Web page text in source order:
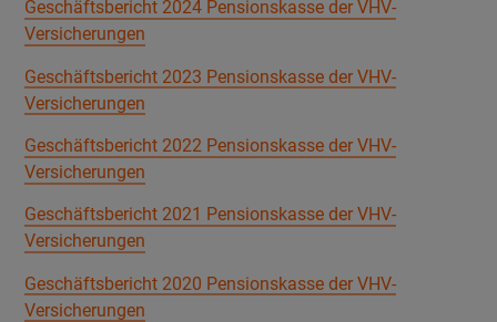
Geschäftsbericht 2024 Pensionskasse der VHV-
Versicherungen
Geschäftsbericht 2023 Pensionskasse der VHV-
Versicherungen
Geschäftsbericht 2022 Pensionskasse der VHV-
Versicherungen
Geschäftsbericht 2021 Pensionskasse der VHV-
Versicherungen
Geschäftsbericht 2020 Pensionskasse der VHV-
Versicherungen